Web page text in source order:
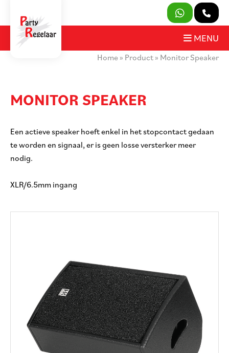
SLUITEN
OVER ONS
CONTACT
MENU
Home » Product » Monitor Speaker
MONITOR SPEAKER
Een actieve speaker hoeft enkel in het stopcontact gedaan
te worden en signaal, er is geen losse versterker meer
nodig.
XLR/6.5mm ingang